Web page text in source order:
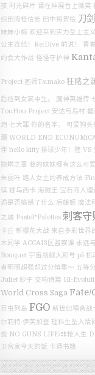
孩 时光碎片 请在伸展台上微笑
织田肉桂信长 田中将贺绘 刀
妹妹小梅 欢迎来到实力至上主
公主连结！Re:Dive 前说！
青
约会大作战 怪怪守护神
Project 画师Tsunako 狂赌之
后捡到女高中生。 魔神英雄传
TouHou Project 安达与岛村
炮 七大罪 你的名字。 可爱狗头
漏 WORLD END
伴 hello kitty 排球少年！陸 VS
隐瞒之事 我的妹妹哪有这么可爱
朱丽叶 路人女主的养成方法
琪 娜乌西卡 海贼王 宝石商人
逅是否搞错了什么 后藤姬 魔法
之城 Pastel*Palettes 刺客守
卡丘 新樱花大战 来自多彩世界
木同学 ACCA13区监察课 永远
Bouquet 宇宙战舰大和号 p5 机
者明明超强却过分慎重～ 五等
Juliet 妙子 交响诗篇 Hi-
World Cross Saga Fate/
巨虫列岛 FGO 新世纪福音战
尔莉特·伊芙加登 理科生坠入情
俊 NO GUNS LIFE/非枪人生
卫宫家今天的饭 卡通书籍